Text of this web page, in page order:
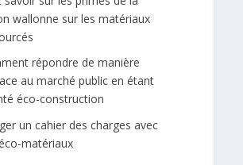
wallonne sur les matériaux
répondre de manière
au marché public en étant
éco-construction
un cahier des charges avec
matériaux